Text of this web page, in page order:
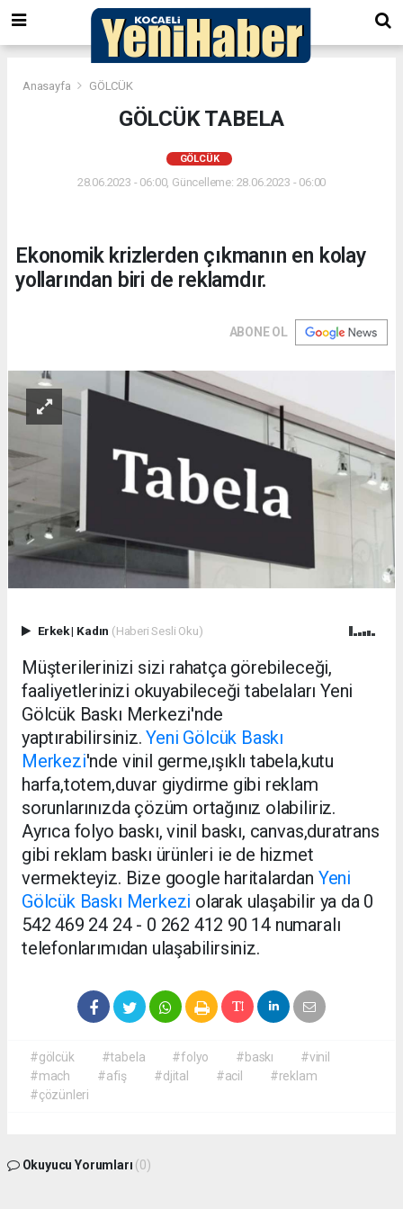
Anasayfa GÖLCÜK
GÖLCÜK TABELA
GÖLCÜK
28.06.2023 - 06:00, Güncelleme: 28.06.2023 - 06:00
Ekonomik krizlerden çıkmanın en kolay
yollarından biri de reklamdır.
ABONE OL
Erkek| Kadın (Haberi Sesli Oku)
Müşterilerinizi sizi rahatça görebileceği,
faaliyetlerinizi okuyabileceği tabelaları Yeni
Gölcük Baskı Merkezi'nde
yaptırabilirsiniz.Yeni Gölcük Baskı
Merkezi'nde vinil germe,ışıklı tabela,kutu
harfa,totem,duvar giydirme gibi reklam
sorunlarınızda çözüm ortağınız olabiliriz.
Ayrıca folyo baskı, vinil baskı, canvas,duratrans
gibi reklam baskı ürünleri ie de hizmet
vermekteyiz. Bize google haritalardan Yeni
Gölcük Baskı Merkezi olarak ulaşabilir ya da 0
542 469 24 24 - 0 262 412 90 14 numaralı
telefonlarımıdan ulaşabilirsiniz.
#gölcük #tabela #folyo #baskı
#vinil
#mach
#afiş #djital #acil
#reklam
#çözünleri
Okuyucu Yorumları (0)